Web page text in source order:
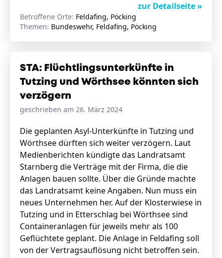
zur Detailseite »
Betroffene Orte: Feldafing, Pöcking
Themen: Bundeswehr, Feldafing, Pöcking
STA: Flüchtlingsunterkünfte in
Tutzing und Wörthsee könnten sich
verzögern
geschrieben am 26. März 2024
Die geplanten Asyl-Unterkünfte in Tutzing und
Wörthsee dürften sich weiter verzögern. Laut
Medienberichten kündigte das Landratsamt
Starnberg die Verträge mit der Firma, die die
Anlagen bauen sollte. Über die Gründe machte
das Landratsamt keine Angaben. Nun muss ein
neues Unternehmen her. Auf der Klosterwiese in
Tutzing und in Etterschlag bei Wörthsee sind
Containeranlagen für jeweils mehr als 100
Geflüchtete geplant. Die Anlage in Feldafing soll
von der Vertragsauflösung nicht betroffen sein.